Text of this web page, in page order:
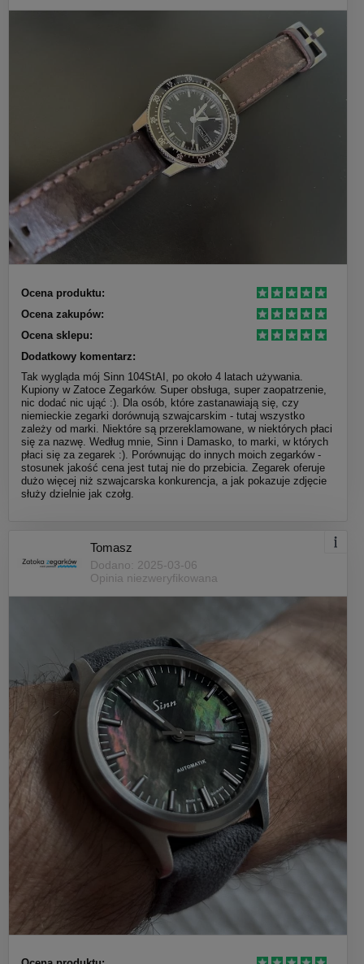
Ocena produktu:
Ocena zakupów:
Ocena sklepu:
Dodatkowy komentarz:
Tak wygląda mój Sinn 104StAI, po około 4 latach używania.
Kupiony w Zatoce Zegarków. Super obsługa, super zaopatrzenie,
nic dodać nic ująć :). Dla osób, które zastanawiają się, czy
niemieckie zegarki dorównują szwajcarskim - tutaj wszystko
zależy od marki. Niektóre są przereklamowane, w niektórych płaci
się za nazwę. Według mnie, Sinn i Damasko, to marki, w których
płaci się za zegarek :). Porównując do innych moich zegarków -
stosunek jakość cena jest tutaj nie do przebicia. Zegarek oferuje
dużo więcej niż szwajcarska konkurencja, a jak pokazuje zdjęcie
służy dzielnie jak czołg.
Tomasz
Dodano: 2025-03-06
Opinia niezweryfikowana